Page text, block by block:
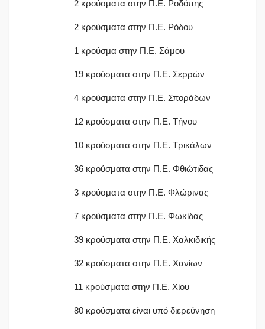
2 κρούσματα στην Π.Ε. Ροδόπης
2 κρούσματα στην Π.Ε. Ρόδου
1 κρούσμα στην Π.Ε. Σάμου
19 κρούσματα στην Π.Ε. Σερρών
4 κρούσματα στην Π.Ε. Σποράδων
12 κρούσματα στην Π.Ε. Τήνου
10 κρούσματα στην Π.Ε. Τρικάλων
36 κρούσματα στην Π.Ε. Φθιώτιδας
3 κρούσματα στην Π.Ε. Φλώρινας
7 κρούσματα στην Π.Ε. Φωκίδας
39 κρούσματα στην Π.Ε. Χαλκιδικής
32 κρούσματα στην Π.Ε. Χανίων
11 κρούσματα στην Π.Ε. Χίου
80 κρούσματα είναι υπό διερεύνηση